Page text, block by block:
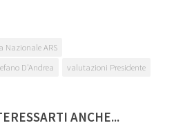
Nazionale ARS
D'Andrea valutazioni Presidente
ANCHE...